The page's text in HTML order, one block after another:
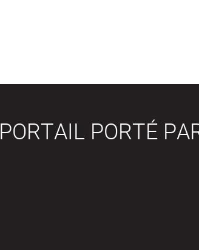
PORTAIL PORTÉ